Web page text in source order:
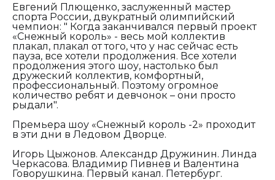
Евгений Плющенко, заслуженный мастер
спорта России, двукратный олимпийский
чемпион: " Когда заканчивался первый проект
«Снежный король» - весь мой коллектив
плакал, плакал от того, что у нас сейчас есть
пауза, все хотели продолжения. Все хотели
продолжения этого шоу, настолько был
дружеский коллектив, комфортный,
профессиональный. Поэтому огромное
количество ребят и девчонок – они просто
рыдали".
Премьера шоу «Снежный король -2» проходит
в эти дни в Ледовом Дворце.
Игорь Цыжонов. Александр Дружинин. Линда
Черкасова. Владимир Пивнев и Валентина
Говорушкина. Первый канал. Петербург.